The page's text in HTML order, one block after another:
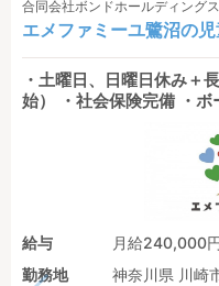
合同会社ボンドホールディングス
エメファミーユ鷺沼の
・土曜日、日曜日休み＋
始） ・社会保険完備 ・
給与
月給240,000
勤務地
神奈川県 川崎